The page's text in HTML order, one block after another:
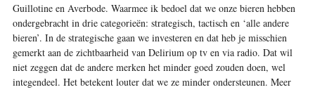
Guillotine en Averbode. Waarmee ik bedoel dat we onze bieren hebben
ondergebracht in drie categorieën: strategisch, tactisch en ‘alle andere
bieren’. In de strategische gaan we investeren en dat heb je misschien
gemerkt aan de zichtbaarheid van Delirium op tv en via radio. Dat wil
niet zeggen dat de andere merken het minder goed zouden doen, wel
integendeel. Het betekent louter dat we ze minder ondersteunen. Meer